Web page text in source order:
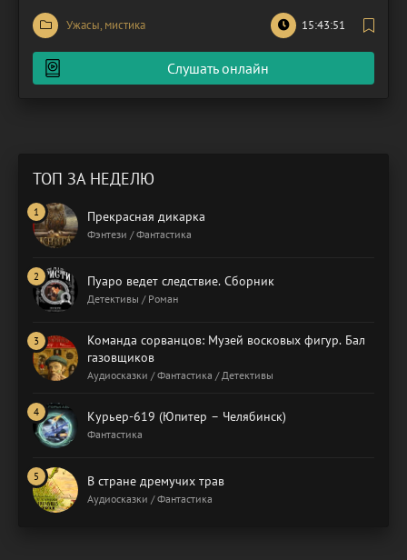
под пером других авторов – Нила Геймана и Стивена
Кинга. Грани лавкрафтовского хаоса расширяются, они
таятся в глубоких водах океана, непроходимых
Ужасы, мистика 15:43:51
Слушать онлайн
ТОП ЗА НЕДЕЛЮ
Прекрасная дикарка
Фэнтези / Фантастика
Пуаро ведет следствие. Сборник
Детективы / Роман
Команда сорванцов: Музей восковых фигур. Бал
газовщиков
Аудиосказки / Фантастика / Детективы
Курьер-619 (Юпитер – Челябинск)
Фантастика
В стране дремучих трав
Аудиосказки / Фантастика